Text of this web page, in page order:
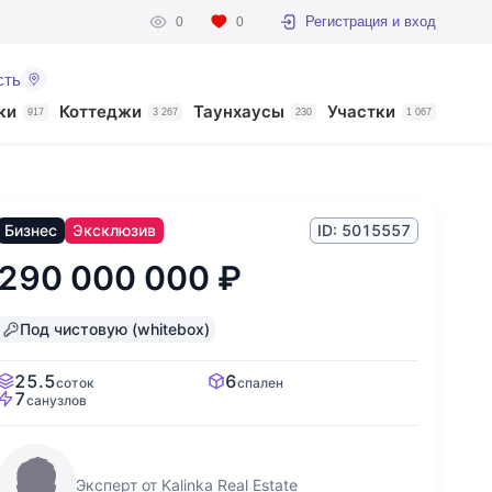
0 0 Регистрация и вход
917 Коттеджи 3 267 Таунхаусы 230 Участки 1 067
Бизнес Эксклюзив ID: 5015557
000 000 ₽
Под чистовую (whitebox)
25.5соток 6спален
7санузлов
Эксперт от Kalinka Real Estate